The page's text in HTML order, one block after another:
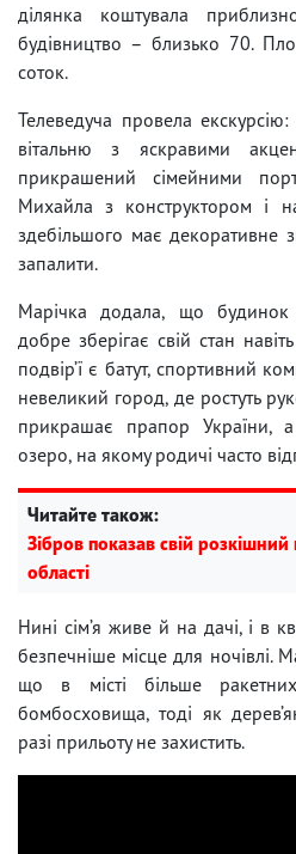
ділянка коштувала
будівництво – близько 70.
соток.
Телеведуча провела
вітальню з яскравими
прикрашений сімейними
Михайла з конструктором і
здебільшого має декоративне
запалити.
Марічка додала, що будинок
добре зберігає свій стан
подвір’ї є батут, спортивний
невеликий город, де ростуть
прикрашає прапор України,
озеро, на якому родичі часто
Читайте також:
Зібров показав свій розкішний
області
Нині сім’я живе й на дачі, і в
безпечніше місце для ночівлі.
що в місті більше
бомбосховища, тоді як
разі прильоту не захистить.